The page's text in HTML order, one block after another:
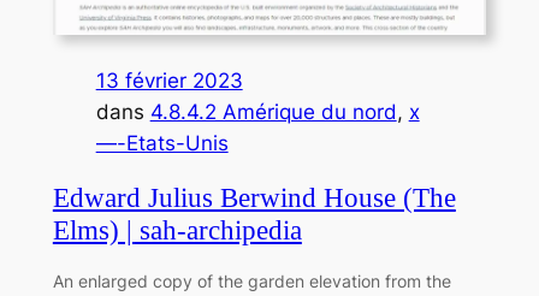
13 février 2023
dans 4.8.4.2 Amérique du nord, x
—-Etats-Unis
Edward Julius Berwind House (The
Elms) | sah-archipedia
An enlarged copy of the garden elevation from the